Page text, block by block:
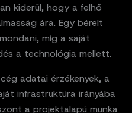
kiderül, hogy a felhő
ára. Egy bérelt
míg a saját
a technológia mellett.
adatai érzékenyek, a
infrastruktúra irányába
a projektalapú munka